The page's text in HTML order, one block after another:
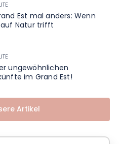
Est mal anders: Wenn
Natur trifft
ungewöhnlichen
im Grand Est!
Artikel